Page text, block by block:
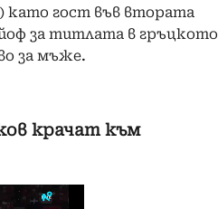
като гост във втората
за титлата в гръцкото
за мъже.
крачат към